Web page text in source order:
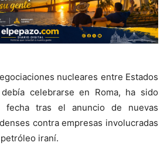
nucleares entre Estados
celebrarse en Roma, ha sido
fecha tras el anuncio de nuevas
contra empresas involucradas
iraní.